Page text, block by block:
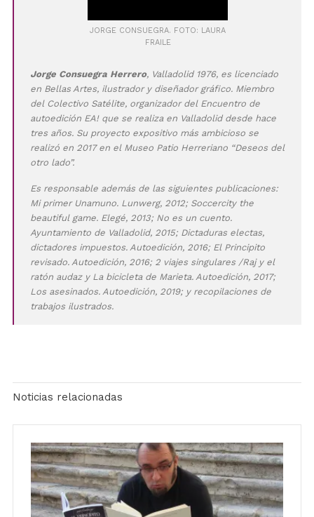
JORGE CONSUEGRA. FOTO: LAURA
FRAILE
Jorge Consuegra Herrero, Valladolid 1976, es licenciado
en Bellas Artes, ilustrador y diseñador gráfico. Miembro
del Colectivo Satélite, organizador del Encuentro de
autoedición EA! que se realiza en Valladolid desde hace
tres años. Su proyecto expositivo más ambicioso se
realizó en 2017 en el Museo Patio Herreriano “Deseos del
otro lado”.
Es responsable además de las siguientes publicaciones:
Mi primer Unamuno. Lunwerg, 2012; Soccercity the
beautiful game. Elegé, 2013; No es un cuento.
Ayuntamiento de Valladolid, 2015; Dictaduras electas,
dictadores impuestos. Autoedición, 2016; El Principito
revisado. Autoedición, 2016; 2 viajes singulares /Raj y el
ratón audaz y La bicicleta de Marieta. Autoedición, 2017;
Los asesinados. Autoedición, 2019; y recopilaciones de
trabajos ilustrados.
Noticias relacionadas